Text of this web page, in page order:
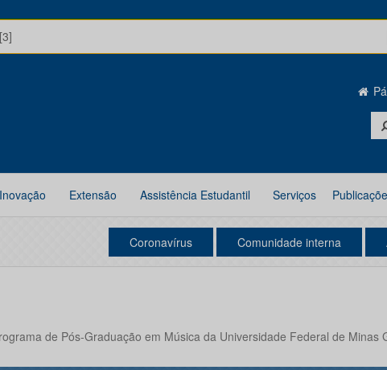
Extensão Assistência Estudantil Serviços
Coronavírus Comunidade interna
de Pós-Graduação em Música da Universidade Federal de Minas